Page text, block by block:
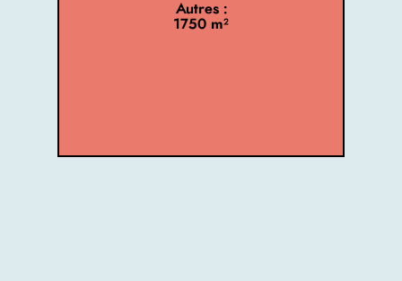
Autres :
1750 m²